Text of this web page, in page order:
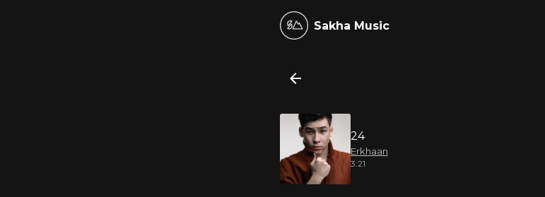
Sakha Music
24
Erkhaan
3:21